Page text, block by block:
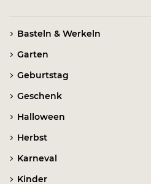
Basteln & Werkeln
Garten
Geburtstag
Geschenk
Halloween
Herbst
Karneval
Kinder